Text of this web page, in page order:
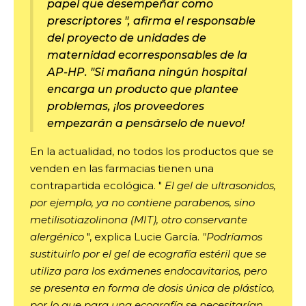
papel que desempeñar como
prescriptores", afirma el responsable
del proyecto de unidades de
maternidad ecorresponsables de la
AP-HP. "Si mañana ningún hospital
encarga un producto que plantee
problemas, ¡los proveedores
empezarán a pensárselo de nuevo!
En la actualidad, no todos los productos que se
venden en las farmacias tienen una
contrapartida ecológica. " El gel de ultrasonidos,
por ejemplo, ya no contiene parabenos, sino
metilisotiazolinona (MIT), otro conservante
alergénico ", explica Lucie García. "Podríamos
sustituirlo por el gel de ecografía estéril que se
utiliza para los exámenes endocavitarios, pero
se presenta en forma de dosis única de plástico,